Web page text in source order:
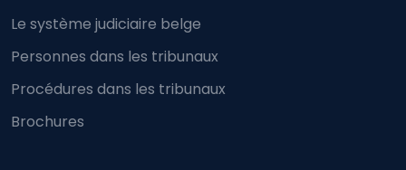
Le système judiciaire belge
Personnes dans les tribunaux
Procédures dans les tribunaux
Brochures